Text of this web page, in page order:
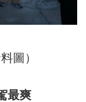
圖）
最爽